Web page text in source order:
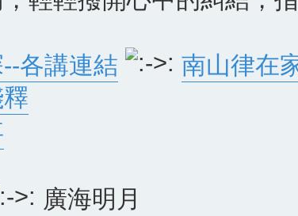
各講連結
南山律在
廣海明月